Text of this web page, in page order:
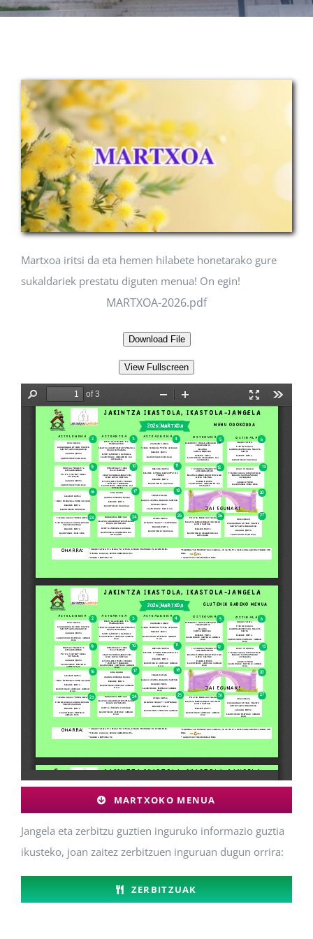
AGENDA 2030
Martxoa iritsi da eta hemen hilabete honetarako gure
sukaldariek prestatu diguten menua! On egin!
MARTXOA-2026.pdf
Download File
View Fullscreen
MARTXOKO MENUA
Jangela eta zerbitzu guztien inguruko informazio guztia
ikusteko, joan zaitez zerbitzuen inguruan dugun orrira:
ZERBITZUAK